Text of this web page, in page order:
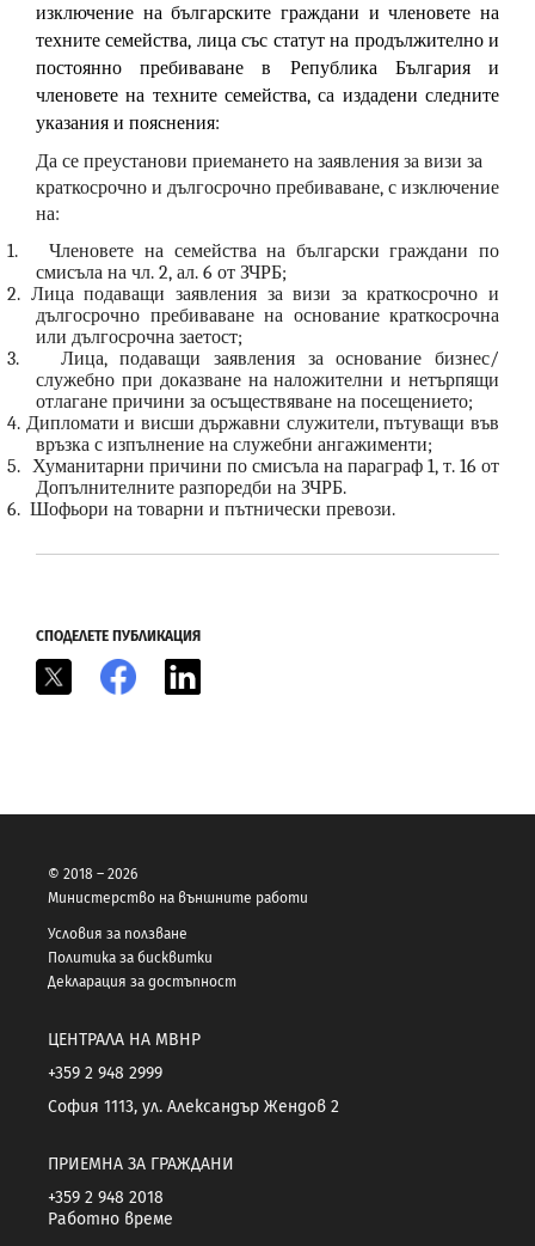
изключение на българските граждани и членовете на
техните семейства, лица със статут на продължително и
постоянно пребиваване в Република България и
членовете на техните семейства, са издадени следните
указания и пояснения:
Да се преустанови приемането на заявления за визи за
краткосрочно и дългосрочно пребиваване, с изключение
на:
1.
Членовете на семейства на български граждани по
смисъла на чл. 2, ал. 6 от ЗЧРБ;
2. Лица подаващи заявления за визи за краткосрочно и
дългосрочно пребиваване на основание краткосрочна
или дългосрочна заетост;
3.
Лица, подаващи заявления за основание бизнес/
служебно при доказване на наложителни и нетърпящи
отлагане причини за осъществяване на посещението;
4. Дипломати и висши държавни служители, пътуващи във
връзка с изпълнение на служебни ангажименти;
5.
Хуманитарни причини по смисъла на параграф 1, т. 16 от
Допълнителните разпоредби на ЗЧРБ.
6. Шофьори на товарни и пътнически превози.
СПОДЕЛЕТЕ ПУБЛИКАЦИЯ
Facebook
© 2018 – 2026
Министерство на външните работи
Условия за ползване
Политика за бисквитки
Декларация за достъпност
ЦЕНТРАЛА НА МВНР
+359 2 948 2999
София 1113, ул. Александър Жендов 2
ПРИЕМНА ЗА ГРАЖДАНИ
+359 2 948 2018
Работно време